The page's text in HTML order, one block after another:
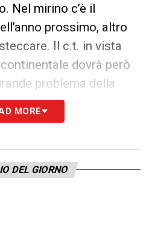
Nel mirino c’è il
prossimo, altro
Il c.t. in vista
dovrà però
problema della
attenzioneScamacca,
21, e la
MORE
DEL GIORNO